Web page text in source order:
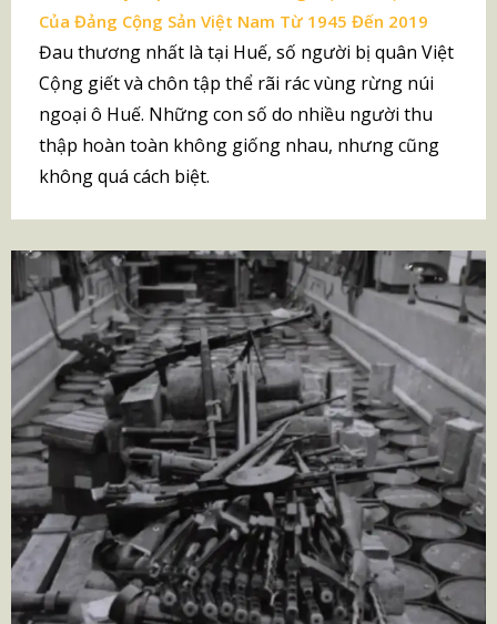
Của Đảng Cộng Sản Việt Nam Từ 1945 Đến 2019
Đau thương nhất là tại Huế, số người bị quân Việt
Cộng giết và chôn tập thể rãi rác vùng rừng núi
ngoại ô Huế. Những con số do nhiều người thu
thập hoàn toàn không giống nhau, nhưng cũng
không quá cách biệt.